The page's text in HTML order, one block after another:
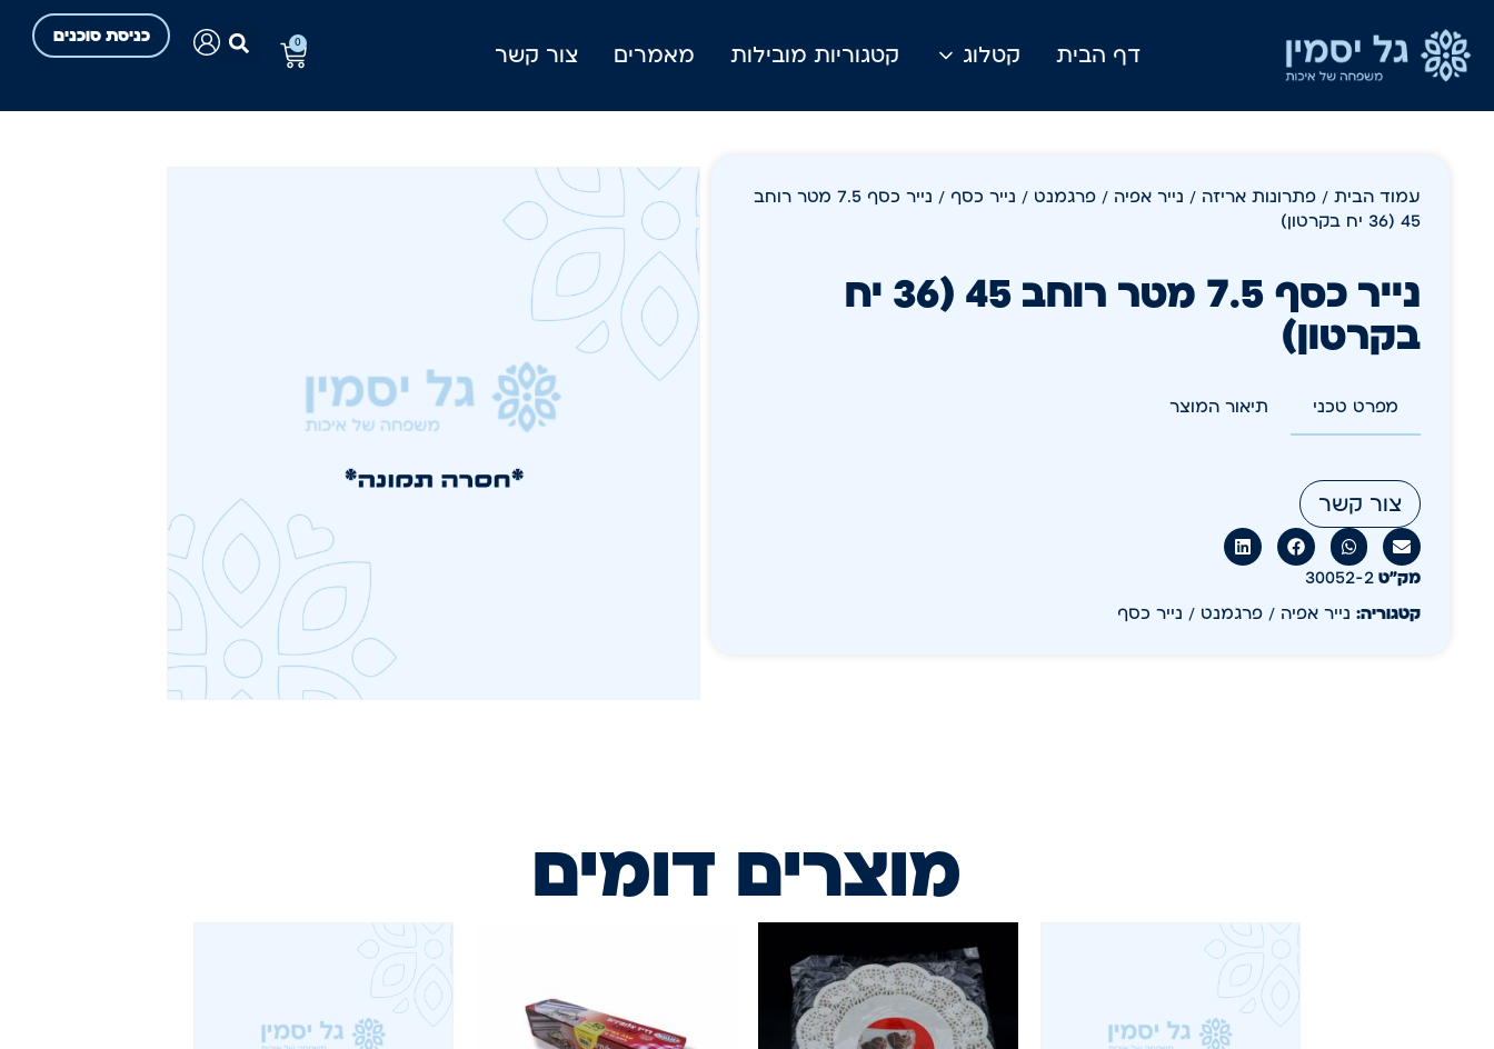
דף הבית קטלוג קטגוריות מובילות מאמרים צור קשר
כניסת סוכנים 0
עמוד הבית / פתרונות אריזה / נייר אפיה / פרגמנט / נייר כסף
/ נייר כסף 7.5 מטר רוחב
45 (36 יח בקרטון)
נייר כסף 7.5 מטר רוחב 45 (36 יח
בקרטון)
מפרט טכני תיאור המוצר
צור קשר
מק״ט 30052-2
קטגוריה: נייר אפיה / פרגמנט / נייר כסף
מוצרים דומים